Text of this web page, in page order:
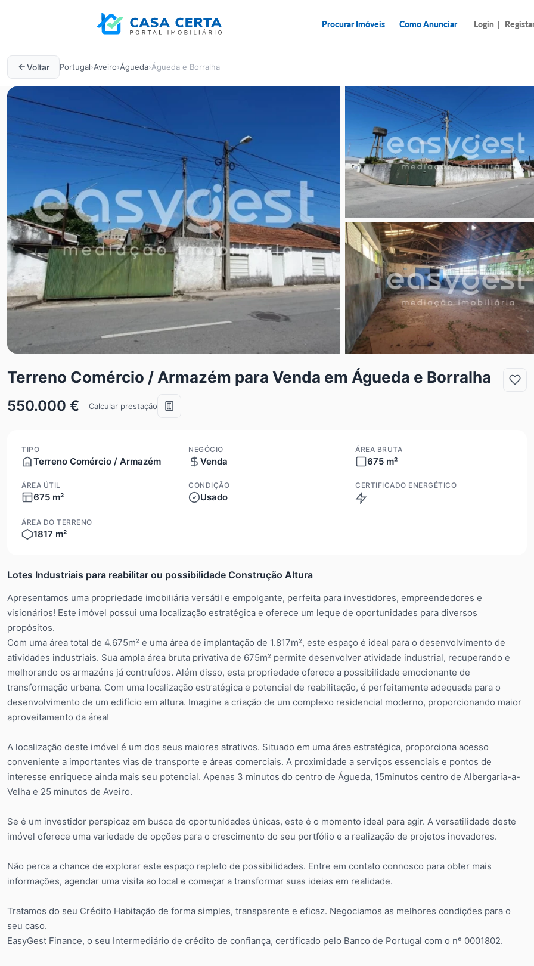
Procurar Imóveis Como Anunciar Login |
Voltar Portugal›Aveiro›Águeda›Águeda e Borralha
Terreno Comércio / Armazém para Venda em Águeda e Borralha
550.000 € Calcular prestação
TIPO
Terreno Comércio / Armazém
NEGÓCIO
Venda
ÁREA BRUTA
675 m²
ÁREA ÚTIL
675 m²
CONDIÇÃO
Usado
CERTIFICADO ENERGÉTICO
ÁREA DO TERRENO
1817 m²
Lotes Industriais para reabilitar ou possibilidade Construção Altura
Apresentamos uma propriedade imobiliária versátil e empolgante, perfeita para investidores, empreendedores e
visionários! Este imóvel possui uma localização estratégica e oferece um leque de oportunidades para diversos
propósitos.
Com uma área total de 4.675m² e uma área de implantação de 1.817m², este espaço é ideal para o desenvolvimento de
atividades industriais. Sua ampla área bruta privativa de 675m² permite desenvolver atividade industrial, recuperando e
melhorando os armazéns já contruídos. Além disso, esta propriedade oferece a possibilidade emocionante de
transformação urbana. Com uma localização estratégica e potencial de reabilitação, é perfeitamente adequada para o
desenvolvimento de um edifício em altura. Imagine a criação de um complexo residencial moderno, proporcionando maior
aproveitamento da área!
A localização deste imóvel é um dos seus maiores atrativos. Situado em uma área estratégica, proporciona acesso
conveniente a importantes vias de transporte e áreas comerciais. A proximidade a serviços essenciais e pontos de
interesse enriquece ainda mais seu potencial. Apenas 3 minutos do centro de Águeda, 15minutos centro de Albergaria-a-
Velha e 25 minutos de Aveiro.
Se é um investidor perspicaz em busca de oportunidades únicas, este é o momento ideal para agir. A versatilidade deste
imóvel oferece uma variedade de opções para o crescimento do seu portfólio e a realização de projetos inovadores.
Não perca a chance de explorar este espaço repleto de possibilidades. Entre em contato connosco para obter mais
informações, agendar uma visita ao local e começar a transformar suas ideias em realidade.
Tratamos do seu Crédito Habitação de forma simples, transparente e eficaz. Negociamos as melhores condições para o
seu caso.
EasyGest Finance, o seu Intermediário de crédito de confiança, certificado pelo Banco de Portugal com o nº 0001802.